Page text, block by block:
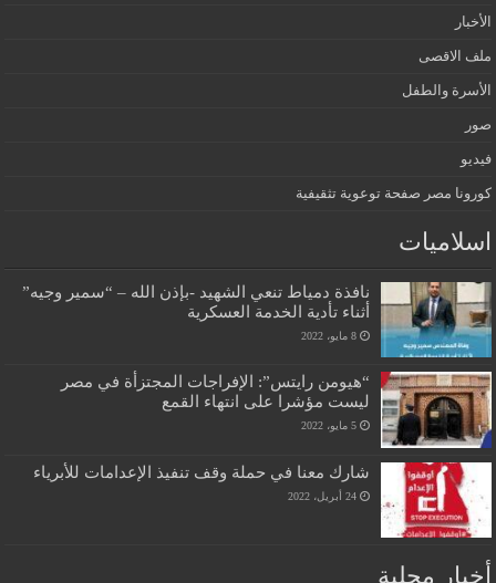
الأخبار
ملف الاقصى
الأسرة والطفل
صور
فيديو
كورونا مصر صفحة توعوية تثقيفية
اسلاميات
نافذة دمياط تنعي الشهيد -بإذن الله – “سمير وجيه”
أثناء تأدية الخدمة العسكرية
8 مايو، 2022
“هيومن رايتس”: الإفراجات المجتزأة في مصر
ليست مؤشرا على انتهاء القمع
5 مايو، 2022
شارك معنا في حملة وقف تنفيذ الإعدامات للأبرياء
24 أبريل، 2022
أخبار محلية